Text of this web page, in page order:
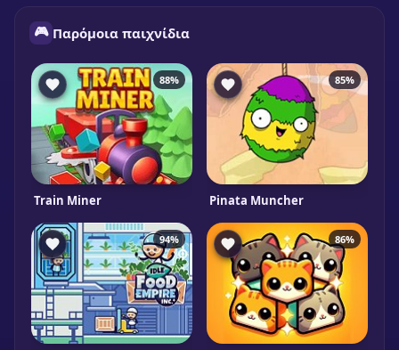
🎮 Παρόμοια παιχνίδια
88%
Train Miner
85%
Pinata Muncher
94% 86%